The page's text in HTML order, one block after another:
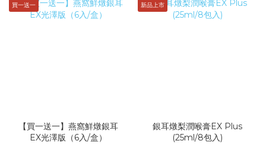
買一送一
【買一送一】燕窩鮮燉銀耳
EX光澤版（6入/盒）
新品上市
銀耳燉梨潤喉膏EX Plus
(25ml/8包入)